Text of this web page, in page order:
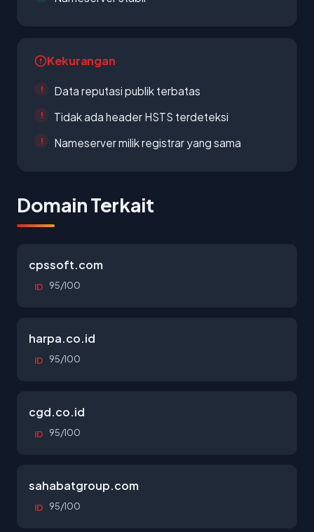
Kekurangan
Data reputasi publik terbatas
Tidak ada header HSTS terdeteksi
Nameserver milik registrar yang sama
Domain Terkait
cpssoft.com
ID 95/100
harpa.co.id
ID 95/100
cgd.co.id
ID 95/100
sahabatgroup.com
ID 95/100